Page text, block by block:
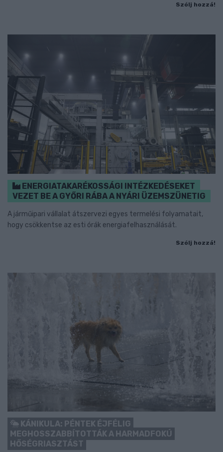
Szólj hozzá!
ENERGIATAKARÉKOSSÁGI INTÉZKEDÉSEKET
VEZET BE A GYŐRI RÁBA A NYÁRI ÜZEMSZÜNETIG
A járműipari vállalat átszervezi egyes termelési folyamatait,
hogy csökkentse az esti órák energiafelhasználását.
Szólj hozzá!
KÁNIKULA: PÉNTEK ÉJFÉLIG
MEGHOSSZABBÍTOTTÁK A HARMADFOKÚ
HŐSÉGRIASZTÁST